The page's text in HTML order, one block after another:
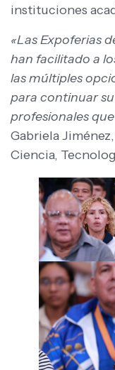
instituciones
«Las Expoferias
han facilitado a
las múltiples
para continuar
profesionales
Gabriela
Ciencia,